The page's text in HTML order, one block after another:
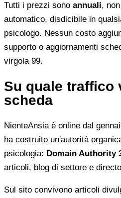
Tutti i prezzi sono annuali,
automatico, disdicibile in
psicologo. Nessun costo
supporto o aggiornamenti
virgola 99.
Su quale traffico
scheda
NienteAnsia è online dal
ha costruito un'autorità
psicologia: Domain Authority
articoli, blog di settore e
Sul sito convivono articoli